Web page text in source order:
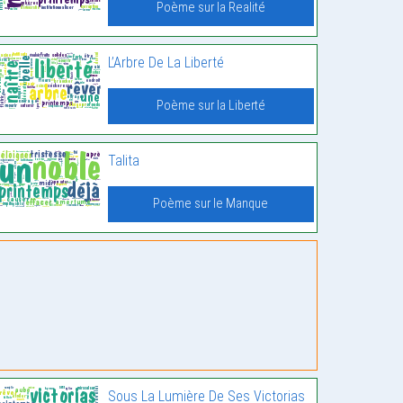
Poème sur la Realité
L’Arbre De La Liberté
Poème sur la Liberté
Talita
Poème sur le Manque
Sous La Lumière De Ses Victorias